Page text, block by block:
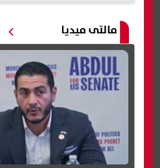
مالتى ميديا